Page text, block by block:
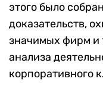
этого было
доказательств,
значимых фирм и
анализа
корпоративного